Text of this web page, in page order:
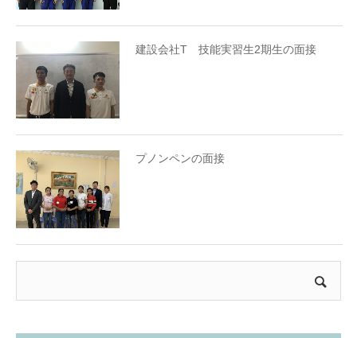
建設会社T 技能実習生2期生の面接
プノンペンの面接